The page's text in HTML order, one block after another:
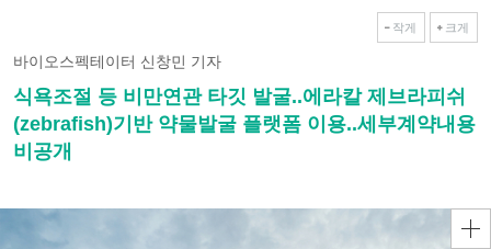
작게 크게
바이오스펙테이터 신창민 기자
식욕조절 등 비만연관 타깃 발굴..에라칼 제브라피쉬
(zebrafish)기반 약물발굴 플랫폼 이용..세부계약내용
비공개